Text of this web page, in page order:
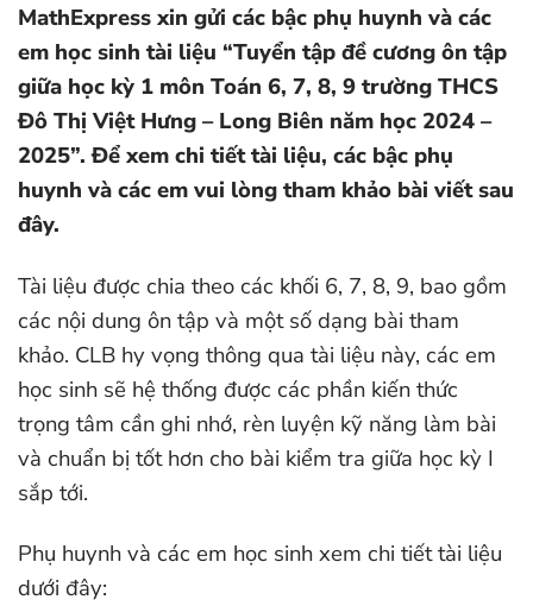
MathExpress xin gửi các bậc phụ huynh và các
em học sinh tài liệu “Tuyển tập đề cương ôn tập
giữa học kỳ 1 môn Toán 6, 7, 8, 9 trường THCS
Đô Thị Việt Hưng – Long Biên năm học 2024 –
2025”. Để xem chi tiết tài liệu, các bậc phụ
huynh và các em vui lòng tham khảo bài viết sau
đây.
Tài liệu được chia theo các khối 6, 7, 8, 9, bao gồm
các nội dung ôn tập và một số dạng bài tham
khảo. CLB hy vọng thông qua tài liệu này, các em
học sinh sẽ hệ thống được các phần kiến thức
trọng tâm cần ghi nhớ, rèn luyện kỹ năng làm bài
và chuẩn bị tốt hơn cho bài kiểm tra giữa học kỳ I
sắp tới.
Phụ huynh và các em học sinh xem chi tiết tài liệu
dưới đây: